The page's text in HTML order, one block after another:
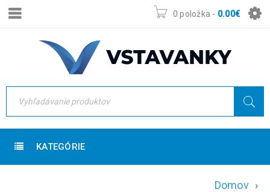
0 položka - 0.00€
KATEGÓRIE
Domov ›